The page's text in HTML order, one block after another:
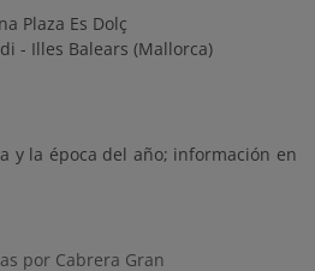
Plaza Es Dolç
- Illes Balears (Mallorca)
y la época del año; información en
por Cabrera Gran